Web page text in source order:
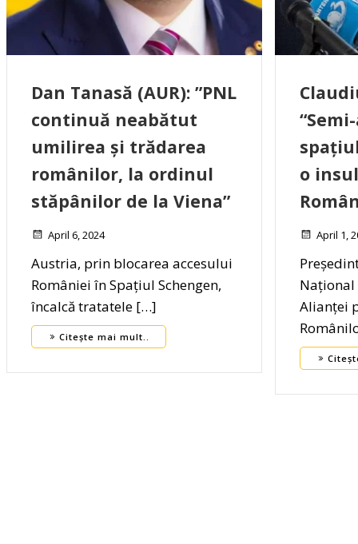
Dan Tanasă (AUR): ”PNL
continuă neabătut
umilirea și trădarea
românilor, la ordinul
stăpânilor de la Viena”
April 6, 2024
Austria, prin blocarea accesului
României în Spațiul Schengen,
încalcă tratatele […]
Citește mai mult..
o
April 1,
Național
Alianței